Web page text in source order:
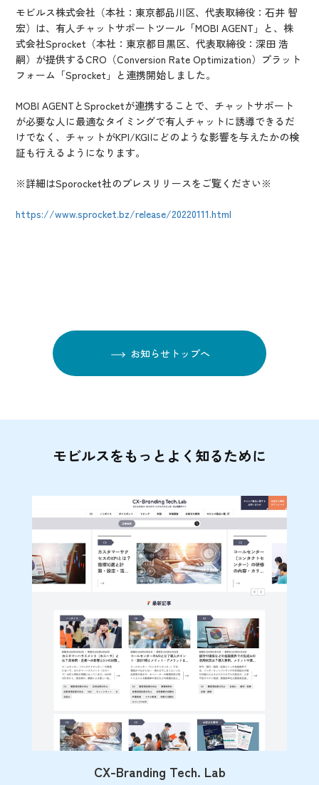
CX向上情報サイト
モビルス株式会社（本社：東京都品川区、代表取締役：石井 智
宏）は、有人チャットサポートツール「MOBI AGENT」と、株
式会社Sprocket（本社：東京都目黒区、代表取締役：深田 浩
嗣）が提供するCRO（Conversion Rate Optimization）プラット
フォーム「Sprocket」と連携開始しました。
MOBI AGENTとSprocketが連携することで、チャットサポート
が必要な人に最適なタイミングで有人チャットに誘導できるだ
けでなく、チャットがKPI/KGIにどのような影響を与えたかの検
証も行えるようになります。
※詳細はSporocket社のプレスリリースをご覧ください※
https://www.sprocket.bz/release/20220111.html
お知らせトップへ
モビルスをもっとよく知るために
CX-Branding Tech. Lab